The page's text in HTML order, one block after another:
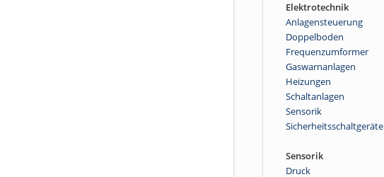
Elektrotechnik
Anlagensteuerung
Doppelboden
Frequenzumformer
Gaswarnanlagen
Heizungen
Schaltanlagen
Sensorik
Sicherheitsschaltgeräte
Sensorik
Druck